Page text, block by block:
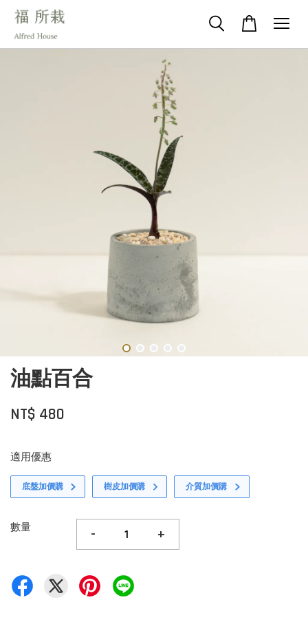
油點百合
NT$ 480
適用優惠
底盤加價購 樹皮加價購 介質加價購
數量 - +